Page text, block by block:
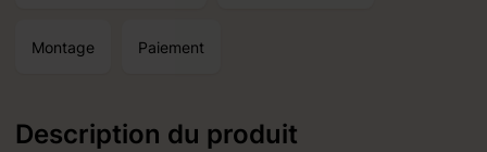
Montage Paiement
Description du produit